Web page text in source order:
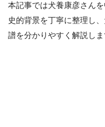
本記事では犬養康彦さん
史的背景を丁寧に整理し
譜を分かりやすく解説しま